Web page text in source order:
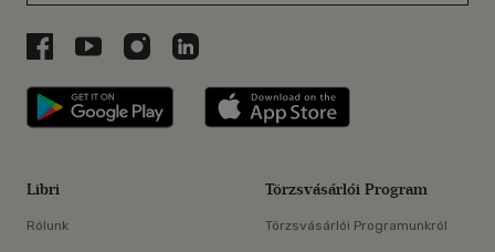
Libri a Facebookon
Libri a Youtube-on
Libri az Instagramon
Libri a LinkedInen
Libri applikáció Szerezd meg: Google
Libri
Rólunk
Törzsvásárlói Program
Törzsvásárlói Programunkról